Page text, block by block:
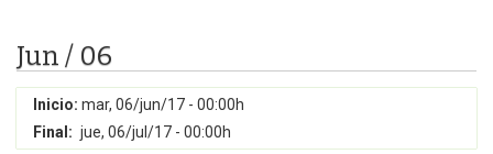
Jun / 06
Inicio: mar, 06/jun/17 - 00:00h
Final: jue, 06/jul/17 - 00:00h